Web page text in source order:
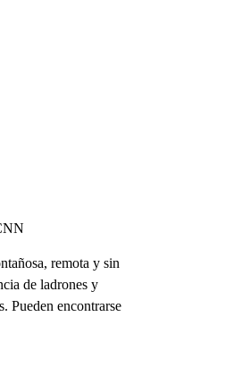
remota y sin
de ladrones y
Pueden encontrarse